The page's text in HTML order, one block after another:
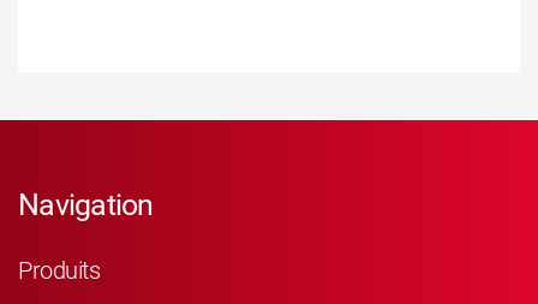
Navigation
Produits